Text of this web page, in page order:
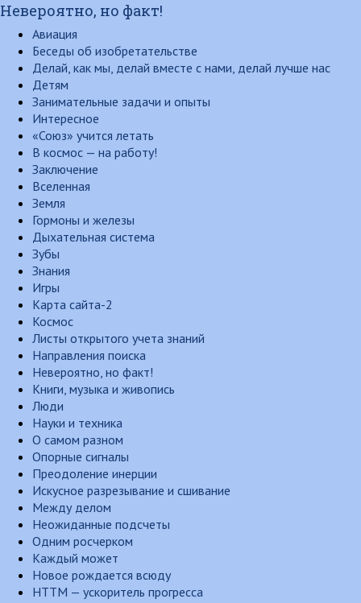
Невероятно, но факт!
Авиация
Беседы об изобретательстве
Делай, как мы, делай вместе с нами, делай лучше нас
Детям
Занимательные задачи и опыты
Интересное
«Союз» учится летать
В космос — на работу!
Заключение
Вселенная
Земля
Гормоны и железы
Дыхательная система
Зубы
Знания
Игры
Карта сайта-2
Космос
Листы открытого учета знаний
Направления поиска
Невероятно, но факт!
Книги, музыка и живопись
Люди
Науки и техника
О самом разном
Опорные сигналы
Преодоление инерции
Искусное разрезывание и сшивание
Между делом
Неожиданные подсчеты
Одним росчерком
Каждый может
Новое рождается всюду
НТТМ — ускоритель прогресса